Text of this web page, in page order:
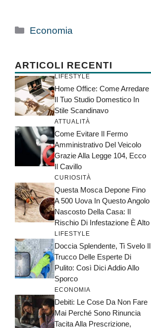
Categorie
Economia
ARTICOLI RECENTI
LIFESTYLE
Home Office: Come Arredare
Il Tuo Studio Domestico In
Stile Scandinavo
ATTUALITÀ
Come Evitare Il Fermo
Amministrativo Del Veicolo
Grazie Alla Legge 104, Ecco
Il Cavillo
CURIOSITÀ
Questa Mosca Depone Fino
A 500 Uova In Questo Angolo
Nascosto Della Casa: Il
Rischio Di Infestazione È Alto
LIFESTYLE
Doccia Splendente, Ti Svelo Il
Trucco Delle Esperte Di
Pulito: Così Dici Addio Allo
Sporco
ECONOMIA
Debiti: Le Cose Da Non Fare
Mai Perché Sono Rinuncia
Tacita Alla Prescrizione,